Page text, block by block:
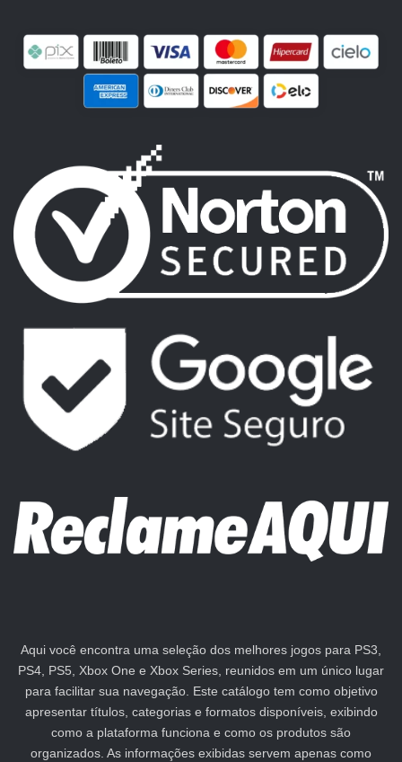
Aqui você encontra uma seleção dos melhores jogos para PS3,
PS4, PS5, Xbox One e Xbox Series, reunidos em um único lugar
para facilitar sua navegação. Este catálogo tem como objetivo
apresentar títulos, categorias e formatos disponíveis, exibindo
como a plataforma funciona e como os produtos são
organizados. As informações exibidas servem apenas como